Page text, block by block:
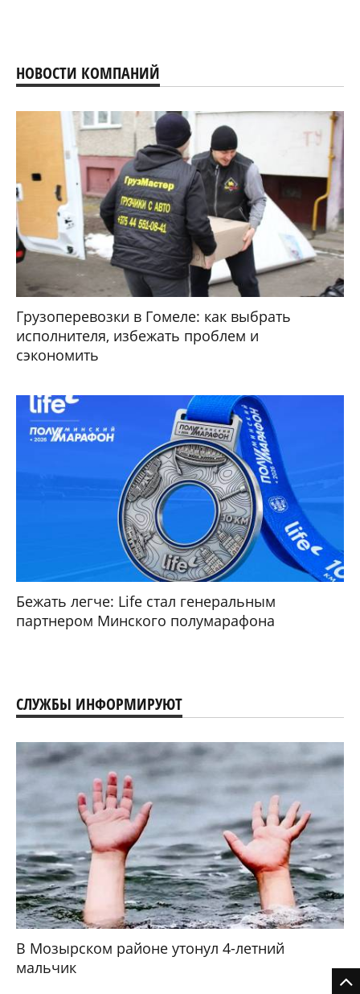
НОВОСТИ КОМПАНИЙ
Грузоперевозки в Гомеле: как выбрать
исполнителя, избежать проблем и
сэкономить
Бежать легче: Life стал генеральным
партнером Минского полумарафона
СЛУЖБЫ ИНФОРМИРУЮТ
В Мозырском районе утонул 4-летний
мальчик